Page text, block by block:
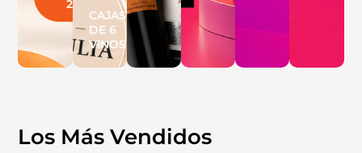
25%OFF
CAJAS
DE 6
VINOS
Los Más Vendidos